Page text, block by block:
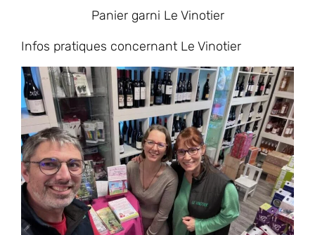
Panier garni Le Vinotier
Infos pratiques concernant Le Vinotier